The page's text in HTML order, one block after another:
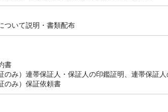
ついて説明・書類配布
書
のみ）連帯保証人・保証人の印鑑証明、連帯保証
のみ）保証依頼書